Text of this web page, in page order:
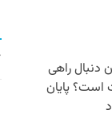
دنبال راهی
است؟ پایان